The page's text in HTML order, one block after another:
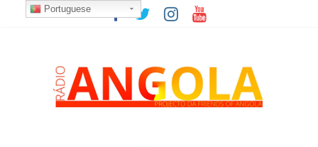
Portuguese